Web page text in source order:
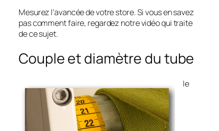
Mesurez l’avancée de votre store. Si vous en savez
pas comment faire, regardez notre vidéo qui traite
de ce sujet.
Couple et diamètre du tube
le